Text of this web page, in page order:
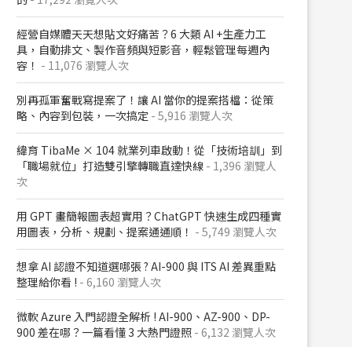
經營自媒體天天想貼文好痛苦？6 大類 AI +生產力工
具，自動排文、製作音頻與短影音，輕鬆管理每週內
容！ - 11,076 瀏覽人次
別再孤軍奮戰寫提案了！讓 AI 當你的提案搭檔：從策
略、內容到包裝，一次搞定 - 5,916 瀏覽人次
緯育 TibaMe × 104 就業列車啟動！從「技術培訓」到
「職場就位」打造雙引擎轉職直達快線 - 1,396 瀏覽人
次
用 GPT 畫簡報圖表超實用？ChatGPT 快速生成四種實
用圖表，分析、規劃、提案通通順！ - 5,749 瀏覽人次
想拿 AI 認證不知道選哪張 ? AI-900 與 ITS AI 差異重點
整理給你看 ! - 6,160 瀏覽人次
微軟 Azure 入門認證全解析​ ! AI-900、AZ-900、DP-
900 差在哪？​一篇看懂 3 大熱門證照​ - 6,132 瀏覽人次